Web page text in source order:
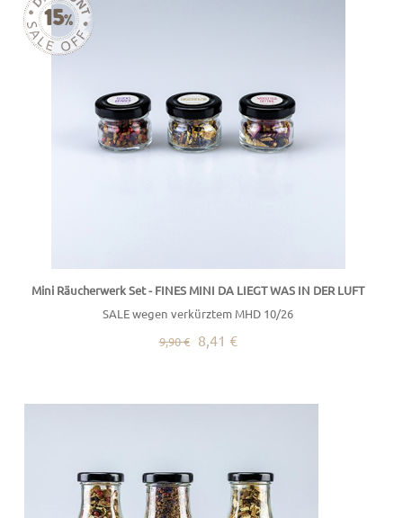
15%
Mini Räucherwerk Set - FINES MINI DA LIEGT WAS IN DER LUFT
SALE wegen verkürztem MHD 10/26
9,90 €
8,41 €